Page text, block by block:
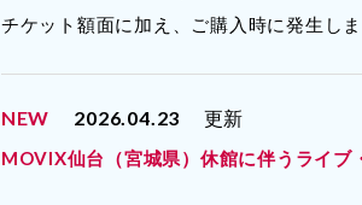
チケット額面に加え、ご購入時に発生し
NEW 2026.04.23 更新
MOVIX仙台（宮城県）休館に伴うライブ